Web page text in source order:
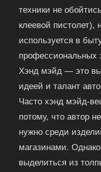
техники не
клеевой пистолет),
используется в
профессиональных
Хэнд мэйд — это
идеей и талант
Часто хэнд мэйд-
потому, что автор
нужно среди
магазинами.
выделиться из